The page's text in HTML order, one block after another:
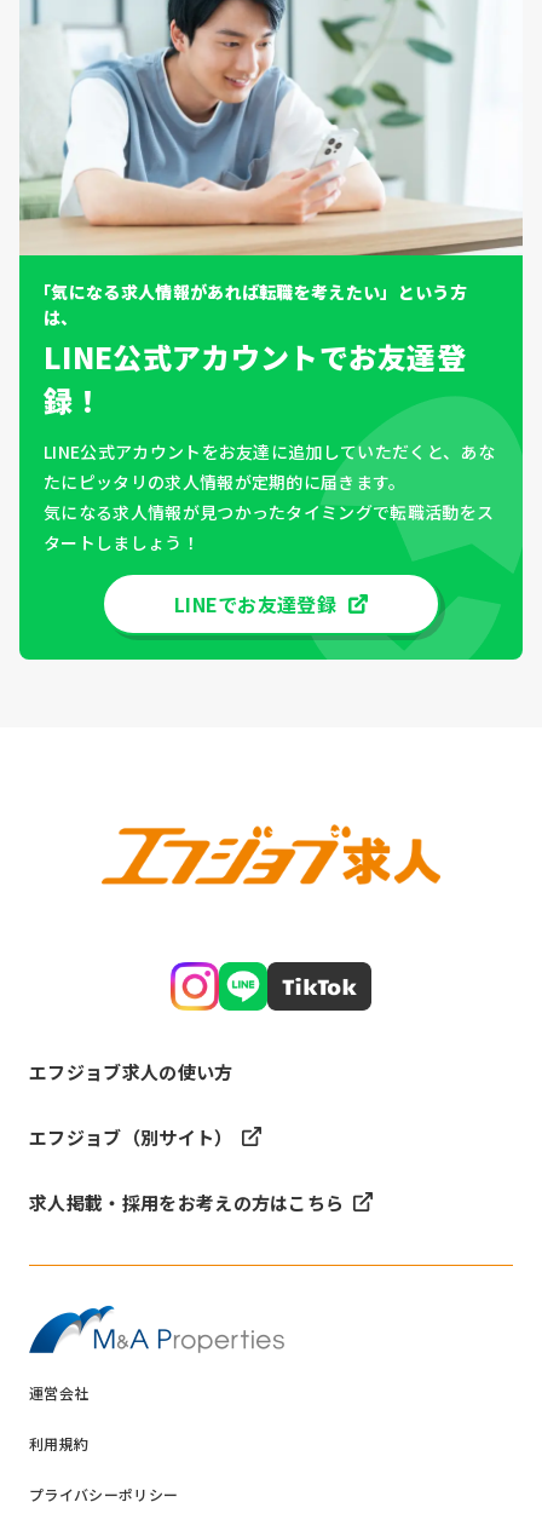
「気になる求人情報があれば転職を考えたい」という方
は、
LINE公式アカウントでお友達登
録！
LINE公式アカウントをお友達に追加していただくと、あな
たにピッタリの求人情報が定期的に届きます。
気になる求人情報が見つかったタイミングで転職活動をス
タートしましょう！
LINEでお友達登録
エフジョブ求人の使い方
エフジョブ（別サイト）
求人掲載・採用をお考えの方はこちら
運営会社
利用規約
プライバシーポリシー